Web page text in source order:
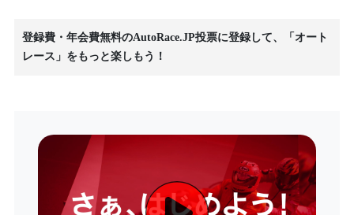
登録費・年会費無料のAutoRace.JP投票に登録して、「オート
レース」をもっと楽しもう！